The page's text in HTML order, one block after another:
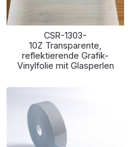
CSR-1303-
10Z Transparente,
reflektierende Grafik-
Vinylfolie mit Glasperlen